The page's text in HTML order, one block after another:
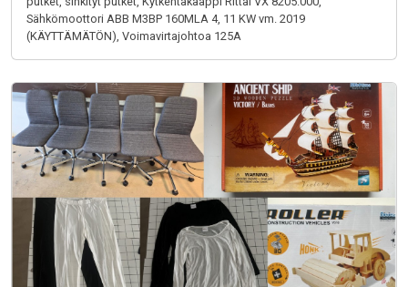
Sähkömoottori ABB M3BP 160MLA 4, 11 KW vm. 2019
(KÄYTTÄMÄTÖN), Voimavirtajohtoa 125A